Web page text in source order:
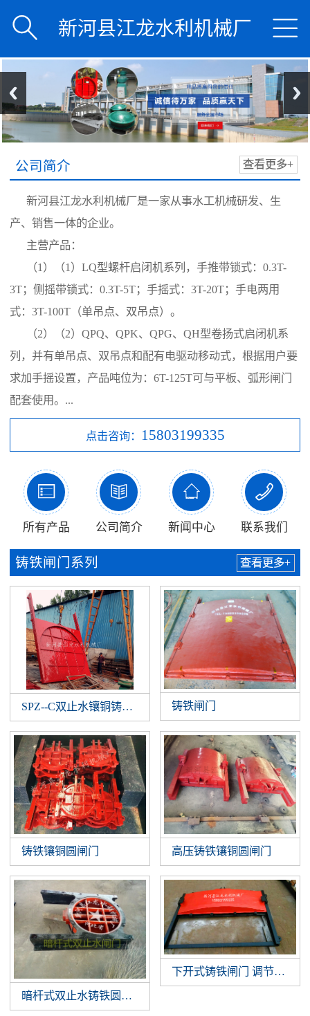

 新河县江龙水利机械厂
公司简介 查看更多+
新河县江龙水利机械厂是一家从事水工机械研发、生
产、销售一体的企业。
主营产品：
（1）（1）LQ型螺杆启闭机系列，手推带锁式：0.3T-
3T；侧摇带锁式：0.3T-5T；手摇式：3T-20T；手电两用
式：3T-100T（单吊点、双吊点）。
（2）（2）QPQ、QPK、QPG、QH型卷扬式启闭机系
列，并有单吊点、双吊点和配有电驱动移动式，根据用户要
求加手摇设置，产品吨位为：6T-125T可与平板、弧形闸门
配套使用。...
点击咨询： 15803199335

所有产品

公司简介

新闻中心

联系我们
铸铁闸门系列 查看更多+
SPZ--C双止水镶铜铸铁闸门 铸铁闸门
铸铁镶铜圆闸门 高压铸铁镶铜圆闸门
暗杆式双止水铸铁圆闸门
下开式铸铁闸门 调节堰门